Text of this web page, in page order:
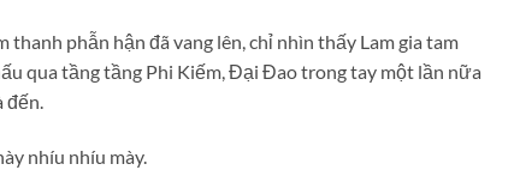
phẫn hận đã vang lên, chỉ nhìn thấy Lam gia tam
qua tầng tầng Phi Kiếm, Đại Đao trong tay một lần nữa
đến.
nhíu nhíu mày.